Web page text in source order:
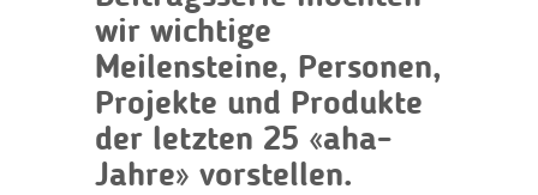
wir wichtige
Meilensteine, Personen,
Projekte und Produkte
der letzten 25 «aha-
Jahre» vorstellen.